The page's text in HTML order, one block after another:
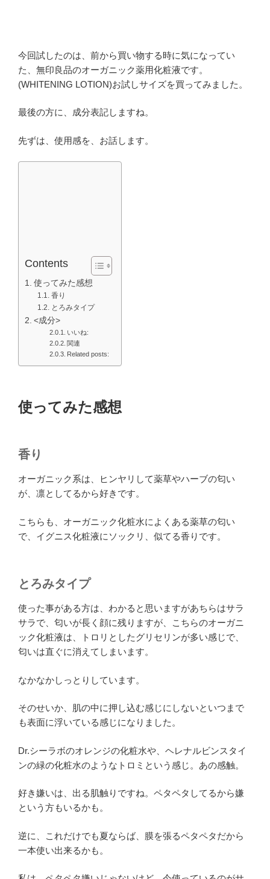
今回試したのは、前から買い物する時に気になってい
た、無印良品のオーガニック薬用化粧液です。
(WHITENING LOTION)お試しサイズを買ってみました。
最後の方に、成分表記しますね。
先ずは、使用感を、お話します。
Contents
使ってみた感想
香り
とろみタイプ
<成分>
いいね:
関連
Related posts:
使ってみた感想
香り
オーガニック系は、ヒンヤリして薬草やハーブの匂い
が、凛としてるから好きです。
こちらも、オーガニック化粧水によくある薬草の匂い
で、イグニス化粧液にソックリ、似てる香りです。
とろみタイプ
使った事がある方は、わかると思いますがあちらはサラ
サラで、匂いが長く顔に残りますが、こちらのオーガニ
ック化粧液は、トロリとしたグリセリンが多い感じで、
匂いは直ぐに消えてしまいます。
なかなかしっとりしています。
そのせいか、肌の中に押し込む感じにしないといつまで
も表面に浮いている感じになりました。
Dr.シーラボのオレンジの化粧水や、ヘレナルビンスタイ
ンの緑の化粧水のようなトロミという感じ。あの感触。
好き嫌いは、出る肌触りですね。ペタペタしてるから嫌
という方もいるかも。
逆に、これだけでも夏ならば、膜を張るペタペタだから
一本使い出来るかも。